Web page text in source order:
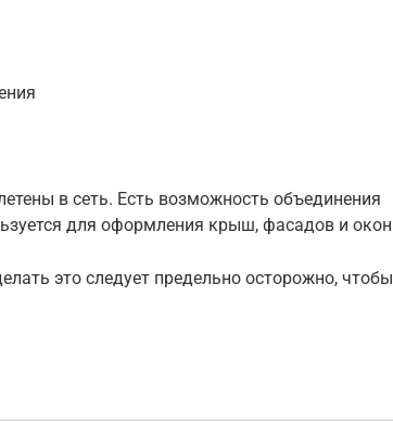
в сеть. Есть возможность объединения
для оформления крыш, фасадов и окон
это следует предельно осторожно, чтобы